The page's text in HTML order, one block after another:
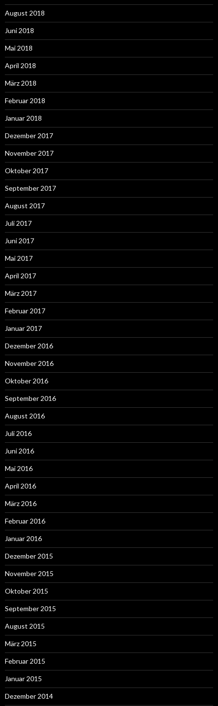
August 2018
Juni 2018
Mai 2018
April 2018
März 2018
Februar 2018
Januar 2018
Dezember 2017
November 2017
Oktober 2017
September 2017
August 2017
Juli 2017
Juni 2017
Mai 2017
April 2017
März 2017
Februar 2017
Januar 2017
Dezember 2016
November 2016
Oktober 2016
September 2016
August 2016
Juli 2016
Juni 2016
Mai 2016
April 2016
März 2016
Februar 2016
Januar 2016
Dezember 2015
November 2015
Oktober 2015
September 2015
August 2015
März 2015
Februar 2015
Januar 2015
Dezember 2014